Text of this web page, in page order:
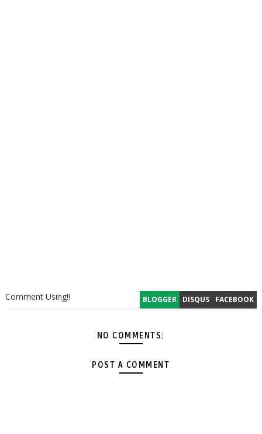
BLOGGER DISQUS FACEBOOK
Comment Using!!
NO COMMENTS:
POST A COMMENT